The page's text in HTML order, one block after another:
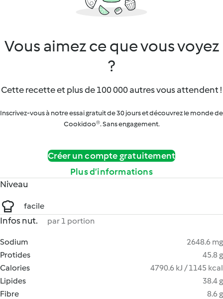
Vous aimez ce que vous voyez
?
Cette recette et plus de 100 000 autres vous attendent !
Inscrivez-vous à notre essai gratuit de 30 jours et découvrez le monde de
Cookidoo®. Sans engagement.
Créer un compte gratuitement
Plus d’informations
Niveau
facile
Infos nut. par 1 portion
Sodium
2648.6 mg
Protides
45.8 g
Calories
4790.6 kJ / 1145 kcal
Lipides
38.4 g
Fibre
8.6 g